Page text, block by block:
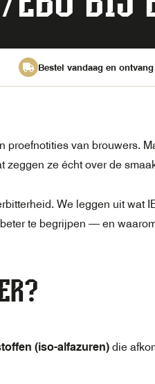
Bestel vandaag en
proefnotities van brouwers.
ze écht over de
We leggen uit wat
te begrijpen — en
(iso-alfazuren) die